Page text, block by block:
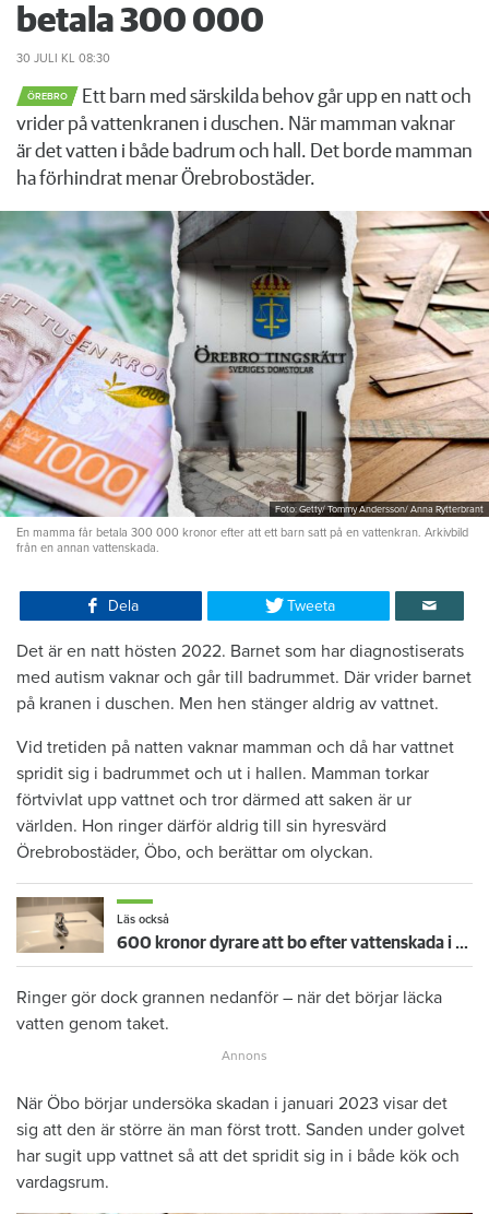
betala 300 000
30 JULI KL 08:30
ÖREBRO
Ett barn med särskilda behov går upp en natt och
vrider på vattenkranen i duschen. När mamman vaknar
är det vatten i både badrum och hall. Det borde mamman
ha förhindrat menar Örebrobostäder.
Foto: Getty/ Tommy Andersson/ Anna Rytterbrant
En mamma får betala 300 000 kronor efter att ett barn satt på en vattenkran. Arkivbild
från en annan vattenskada.
Dela Tweeta
Det är en natt hösten 2022. Barnet som har diagnostiserats
med autism vaknar och går till badrummet. Där vrider barnet
på kranen i duschen. Men hen stänger aldrig av vattnet.
Vid tretiden på natten vaknar mamman och då har vattnet
spridit sig i badrummet och ut i hallen. Mamman torkar
förtvivlat upp vattnet och tror därmed att saken är ur
världen. Hon ringer därför aldrig till sin hyresvärd
Örebrobostäder, Öbo, och berättar om olyckan.
Läs också
600 kronor dyrare att bo efter vattenskada i Varberg
Ringer gör dock grannen nedanför – när det börjar läcka
vatten genom taket.
När Öbo börjar undersöka skadan i januari 2023 visar det
sig att den är större än man först trott. Sanden under golvet
har sugit upp vattnet så att det spridit sig in i både kök och
vardagsrum.